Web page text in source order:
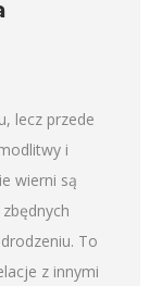
lecz przede
i
wierni są
To
z innymi